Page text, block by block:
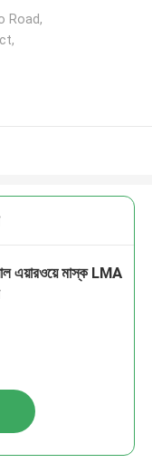
Road,
এয়ারওয়ে মাস্ক LMA